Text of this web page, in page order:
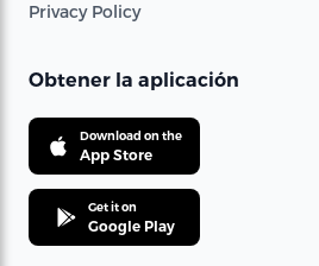
Privacy Policy
Obtener la aplicación
Download on the
App Store
Get it on
Google Play